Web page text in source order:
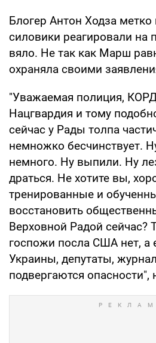
Блогер Антон Ходза метко
силовики реагировали на
вяло. Не так как Марш
охраняла своими
"Уважаемая полиция,
Нацгвардия и тому
сейчас у Рады толпа
немножко бесчинствует.
немного. Ну выпили. Ну
драться. Не хотите вы,
тренированные и
восстановить
Верховной Радой сейчас?
госпожи посла США нет, а
Украины, депутаты,
подвергаются опасности",